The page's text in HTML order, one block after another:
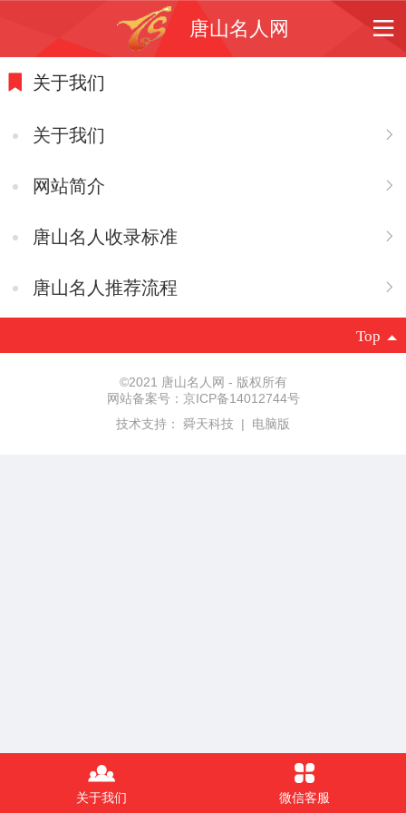
唐山名人网
关于我们
关于我们
网站简介
唐山名人收录标准
唐山名人推荐流程
Top
©2021 唐山名人网 - 版权所有
网站备案号：京ICP备14012744号
技术支持： 舜天科技 | 电脑版
关于我们 微信客服